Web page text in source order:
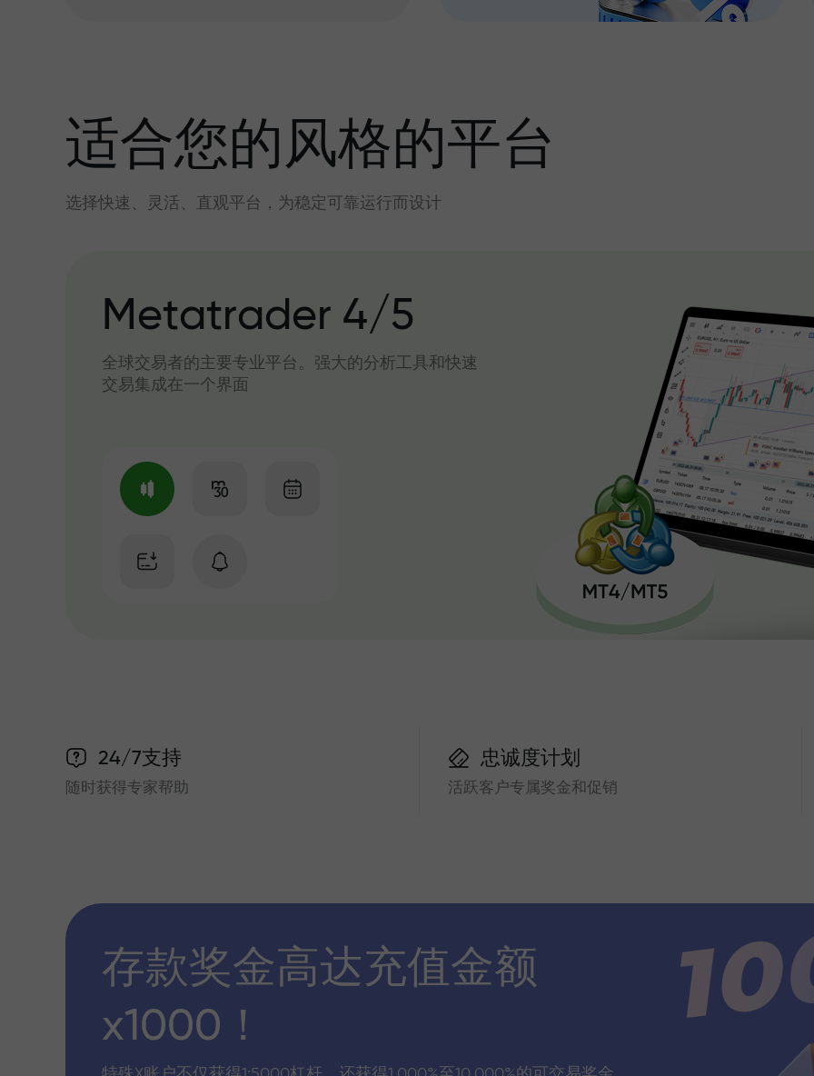
适合您的风格的平台
选择快速、灵活、直观平台，为稳定可靠运行而设计
Metatrader 4/5
全球交易者的主要专业平台。强大的分析工具和快速
交易集成在一个界面
24/7支持
随时获得专家帮助
忠诚度计划
活跃客户专属奖金和促销
存款奖金高达充值金额
x1000！